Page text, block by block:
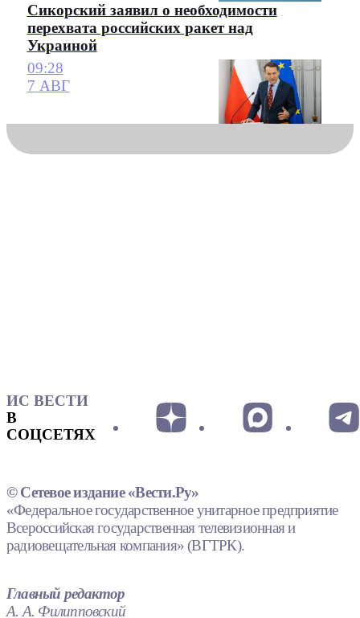
Сикорский заявил о необходимости
перехвата российских ракет над
Украиной
09:28
7 АВГ
ИС ВЕСТИ
В
СОЦСЕТЯХ
© Сетевое издание «Вести.Ру»
«Федеральное государственное унитарное предприятие
Всероссийская государственная телевизионная и
радиовещательная компания» (ВГТРК).
Главный редактор
А. А. Филипповский